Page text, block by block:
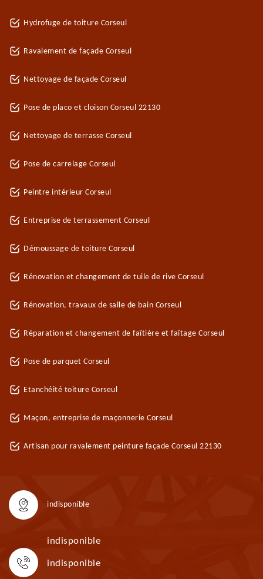
Hydrofuge de toiture Corseul
Ravalement de façade Corseul
Nettoyage de façade Corseul
Pose de placo et cloison Corseul 22130
Nettoyage de terrasse Corseul
Pose de carrelage Corseul
Peintre intérieur Corseul
Entreprise de terrassement Corseul
Démoussage de toiture Corseul
Rénovation et changement de tuile de rive Corseul
Rénovation, travaux de salle de bain Corseul
Réparation et changement de faîtière et faîtage Corseul
Pose de parquet Corseul
Etanchéité toiture Corseul
Maçon, entreprise de maçonnerie Corseul
Artisan pour ravalement peinture façade Corseul 22130
indisponible
indisponible
indisponible